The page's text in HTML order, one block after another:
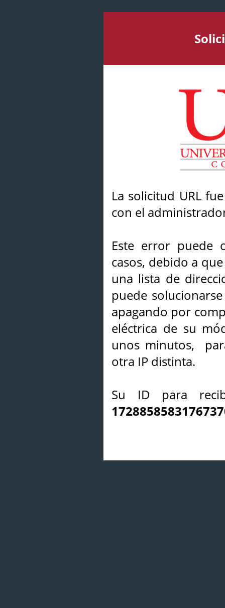
La solicitud URL
con el
Este error puede
casos, debido a
una lista de
puede
apagando por
eléctrica de su
unos minutos,
otra IP distinta.
Su ID para